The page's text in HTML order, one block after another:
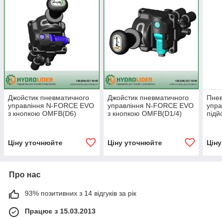
Джойстик пневматичного
управління N-FORCE EVO
з кнопкою OMFB(D6)
Ціну уточнюйте
Джойстик пневматичного
управління N-FORCE EVO
з кнопкою OMFB(D1/4)
Ціну уточнюйте
Про нас
93% позитивних з 14 відгуків за рік
Працює з 15.03.2013